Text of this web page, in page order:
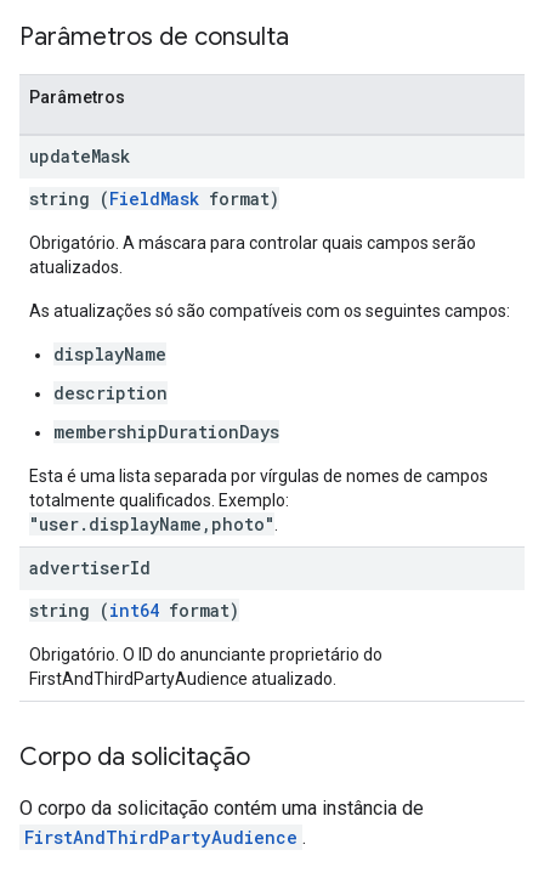
Parâmetros de consulta
Parâmetros
updateMask
string (FieldMask format)
Obrigatório. A máscara para controlar quais campos serão
atualizados.
As atualizações só são compatíveis com os seguintes campos:
displayName
description
membershipDurationDays
Esta é uma lista separada por vírgulas de nomes de campos
totalmente qualificados. Exemplo:
"user.displayName,photo"
advertiserId
string (int64 format)
Obrigatório. O ID do anunciante proprietário do
FirstAndThirdPartyAudience atualizado.
Corpo da solicitação
O corpo da solicitação contém uma instância de
FirstAndThirdPartyAudience .